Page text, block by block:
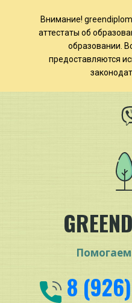
Внимание!
аттестаты об
образовании.
предоставляются
8